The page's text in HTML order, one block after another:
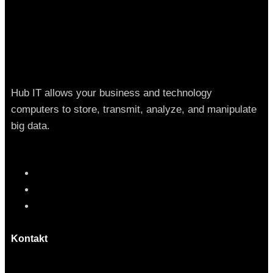
Hub IT allows your business and technology
computers to store, transmit, analyze, and manipulate
big data.
Kontakt